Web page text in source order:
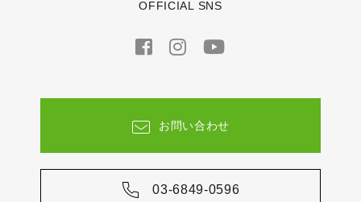
OFFICIAL SNS
お問い合わせ
03-6849-0596